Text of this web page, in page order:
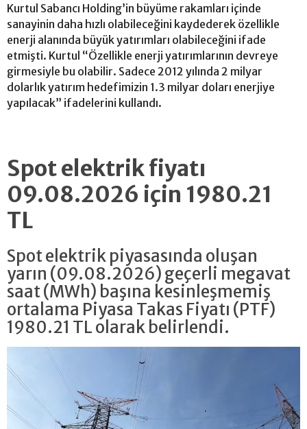
Kurtul Sabancı Holding’in büyüme rakamları içinde
sanayinin daha hızlı olabileceğini kaydederek özellikle
enerji alanında büyük yatırımları olabileceğini ifade
etmişti. Kurtul “Özellikle enerji yatırımlarının devreye
girmesiyle bu olabilir. Sadece 2012 yılında 2 milyar
dolarlık yatırım hedefimizin 1.3 milyar doları enerjiye
yapılacak” ifadelerini kullandı.
Spot elektrik fiyatı
09.08.2026 için 1980.21
TL
Spot elektrik piyasasında oluşan
yarın (09.08.2026) geçerli megavat
saat (MWh) başına kesinleşmemiş
ortalama Piyasa Takas Fiyatı (PTF)
1980.21 TL olarak belirlendi.